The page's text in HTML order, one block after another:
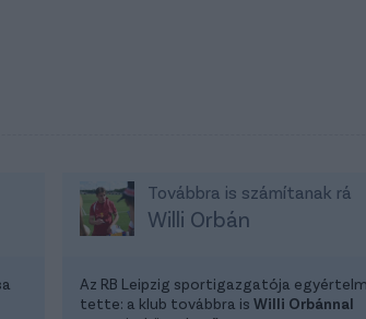
Továbbra is számítanak rá
Willi Orbán
Az RB Leipzig sportigazgatója
tette: a klub továbbra is Willi Orbánnal